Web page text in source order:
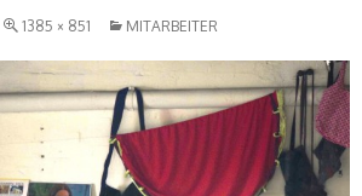
1385 × 851 MITARBEITER